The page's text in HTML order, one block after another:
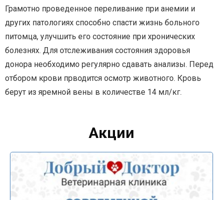
Грамотно проведенное переливание при анемии и
других патологиях способно спасти жизнь больного
питомца, улучшить его состояние при хронических
болезнях. Для отслеживания состояния здоровья
донора необходимо регулярно сдавать анализы. Перед
отбором крови прводится осмотр животного. Кровь
берут из яремной вены в количестве 14 мл/кг.
Акции